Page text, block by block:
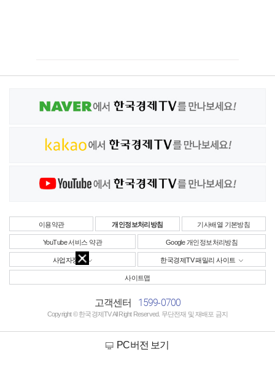
이용약관 개인정보처리방침 기사배열 기본방침
YouTube 서비스 약관 Google 개인정보처리방침
사업자정보 한국경제TV 패밀리 사이트
사이트맵
고객센터 1599-0700
Copyright © 한국경제TV All Right Reserved. 무단전재 및 재배포 금지
PC버전 보기